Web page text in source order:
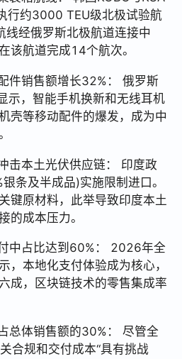
行约3000 TEU级北极试验航
线经俄罗斯北极航道连接中
该航道完成14个航次。
件销售额增长32%： 俄罗斯
示，智能手机换新和无线耳机
壳等移动配件的爆发，成为中
击本土光伏供应链： 印度政
条及半成品)实施限制进口。
键原材料，此举导致印度本土
的成本压力。
中占比达到60%： 2026年全
，本地化支付体验成为核心，
成，区块链技术的零售集成率
总体销售额的30%： 尽管全
合规和交付成本“具有挑战